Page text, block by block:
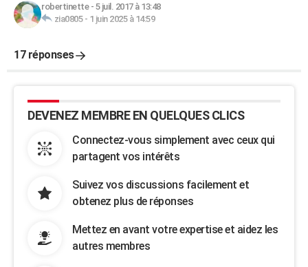
robertinette- 5 juil. 2017 à 13:48
zia0805- 1 juin 2025 à 14:59
17 réponses
DEVENEZ MEMBRE EN QUELQUES CLICS
Connectez-vous simplement avec ceux qui
partagent vos intérêts
Suivez vos discussions facilement et
obtenez plus de réponses
Mettez en avant votre expertise et aidez les
autres membres